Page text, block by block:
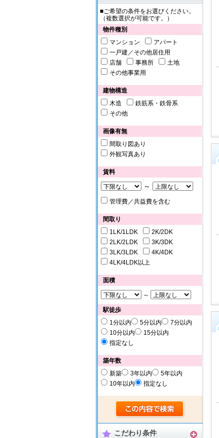
■ご希望の条件をお選びください。
（複数選択が可能です。）
物件種別
マンション
アパート
一戸建／その他居住用
店舗
事務所
土地
その他事業用
建物構造
木造
鉄筋系・鉄骨系
その他
画像有無
間取り図あり
外観写真あり
賃料
～
管理費／共益費を含む
間取り
1LK/1LDK
2K/2DK
2LK/2LDK
3K/3DK
3LK/3LDK
4K/4DK
4LK/4LDK以上
面積
～
駅徒歩
1分以内
5分以内
7分以内
10分以内
15分以内
指定なし
築年数
新築
3年以内
5年以内
10年以内
指定なし
こだわり条件